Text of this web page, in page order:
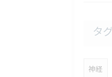
タグ
神経